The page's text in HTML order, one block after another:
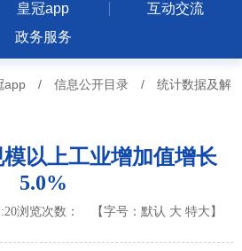
皇冠app
互动交流
政务服务
app / 信息公开目录 /
统计数据及解
模以上工业增加值增长
5.0%
浏览次数： 【字号： 默认 大 特大 】